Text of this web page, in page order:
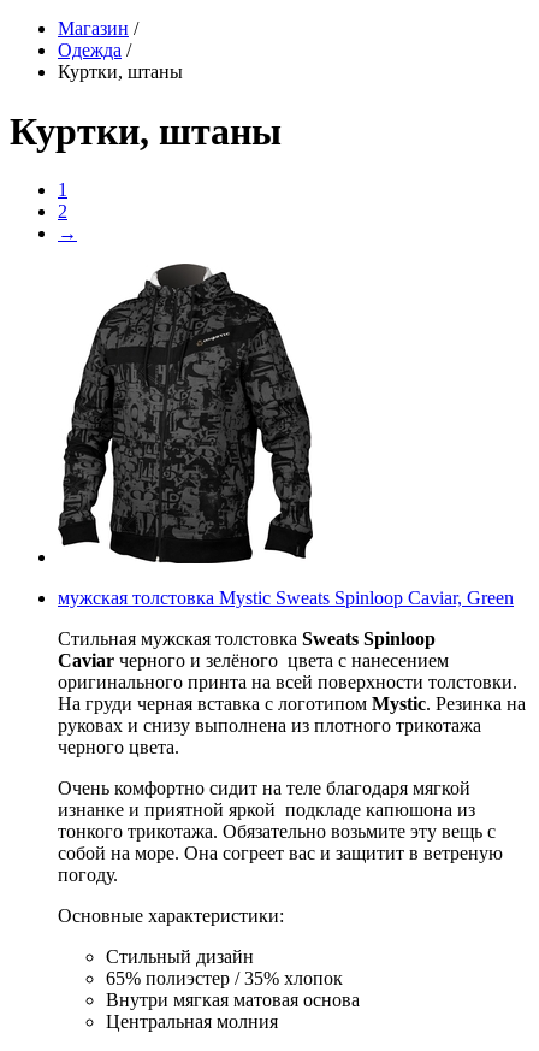
Магазин /
Одежда /
Куртки, штаны
Куртки, штаны
1
2
→
мужская толстовка Mystic Sweats Spinloop Caviar, Green
Стильная мужская толстовка Sweats Spinloop
Caviar черного и зелёного цвета с нанесением
оригинального принта на всей поверхности толстовки.
На груди черная вставка с логотипом Mystic. Резинка на
руковах и снизу выполнена из плотного трикотажа
черного цвета.
Очень комфортно сидит на теле благодаря мягкой
изнанке и приятной яркой подкладе капюшона из
тонкого трикотажа. Обязательно возьмите эту вещь с
собой на море. Она согреет вас и защитит в ветреную
погоду.
Основные характеристики:
Стильный дизайн
65% полиэстер / 35% хлопок
Внутри мягкая матовая основа
Центральная молния